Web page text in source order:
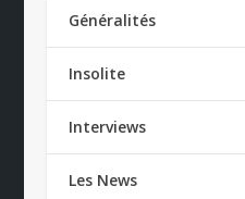
Généralités
Insolite
Interviews
Les News